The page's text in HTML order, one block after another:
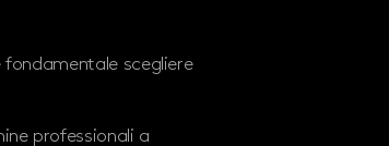
scegliere
professionali a